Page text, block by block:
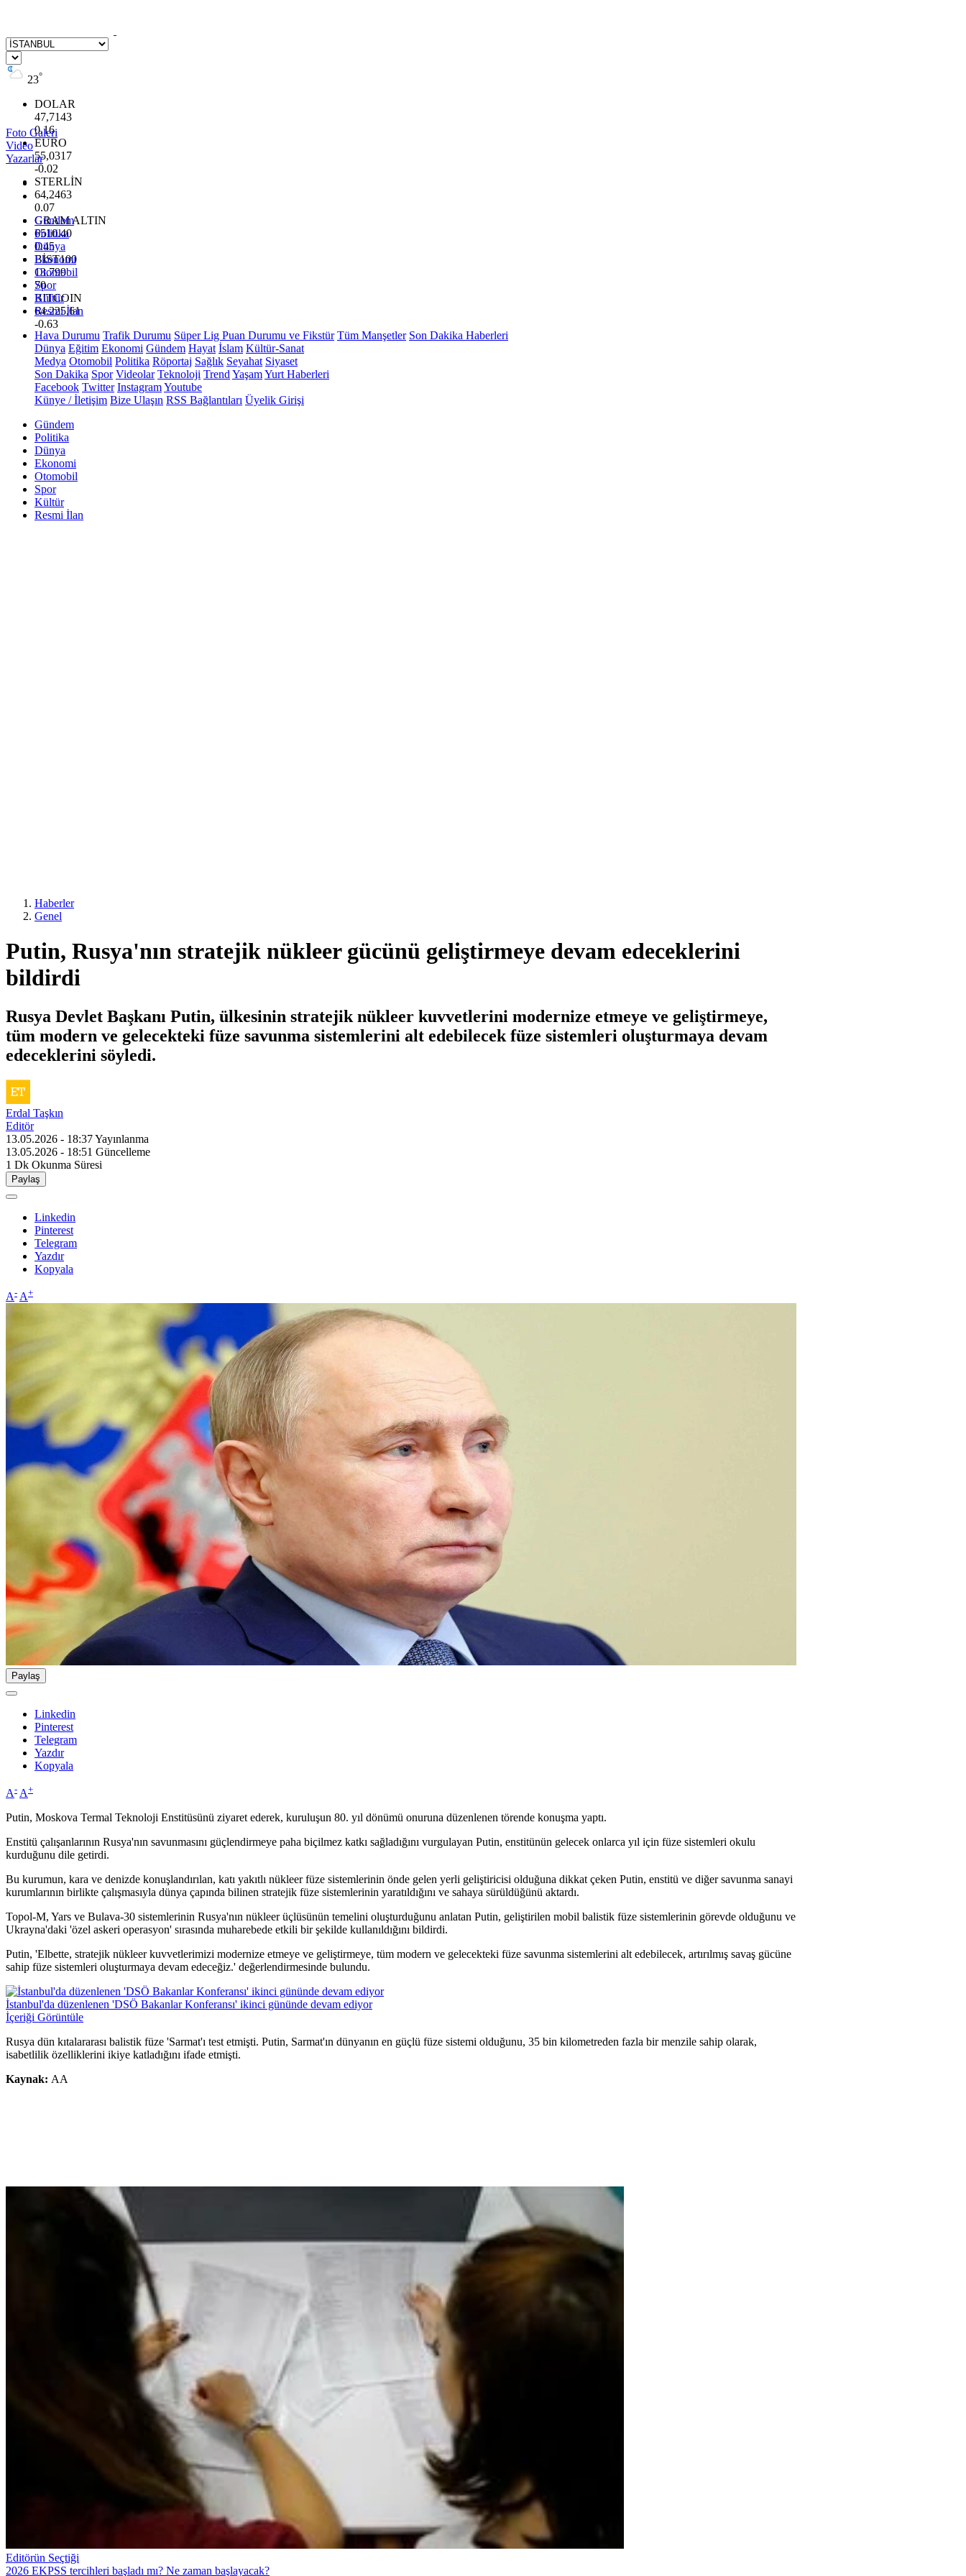
23°
DOLAR
47,7143
0.16
EURO
55,0317
-0.02
STERLİN
64,2463
0.07
GRAM ALTIN
6510.40
0.45
BİST100
13.799
70
BITCOIN
64.225,61
-0.63
Foto Galeri
Video
Yazarlar
Gündem
Politika
Dünya
Ekonomi
Otomobil
Spor
Kültür
Resmi İlan
Hava Durumu Trafik Durumu Süper Lig Puan Durumu ve Fikstür Tüm Manşetler Son Dakika Haberleri
Dünya Eğitim Ekonomi Gündem Hayat İslam Kültür-Sanat
Medya Otomobil Politika Röportaj Sağlık Seyahat Siyaset
Son Dakika Spor Videolar Teknoloji Trend YaşamYurt Haberleri
Facebook Twitter InstagramYoutube
Künye / İletişim Bize Ulaşın RSS Bağlantıları Üyelik Girişi
Gündem
Politika
Dünya
Ekonomi
Otomobil
Spor
Kültür
Resmi İlan
Haberler
Genel
Putin, Rusya'nın stratejik nükleer gücünü geliştirmeye devam edeceklerini
bildirdi
Rusya Devlet Başkanı Putin, ülkesinin stratejik nükleer kuvvetlerini modernize etmeye ve geliştirmeye,
tüm modern ve gelecekteki füze savunma sistemlerini alt edebilecek füze sistemleri oluşturmaya devam
edeceklerini söyledi.
Erdal Taşkın
Editör
13.05.2026 - 18:37Yayınlanma
13.05.2026 - 18:51 Güncelleme
1 Dk Okunma Süresi
Paylaş
Linkedin
Pinterest
Telegram
Yazdır
Kopyala
A- A+
Paylaş
Linkedin
Pinterest
Telegram
Yazdır
Kopyala
A- A+
Putin, Moskova Termal Teknoloji Enstitüsünü ziyaret ederek, kuruluşun 80. yıl dönümü onuruna düzenlenen törende konuşma yaptı.
Enstitü çalışanlarının Rusya'nın savunmasını güçlendirmeye paha biçilmez katkı sağladığını vurgulayan Putin, enstitünün gelecek onlarca yıl için füze sistemleri okulu
kurduğunu dile getirdi.
Bu kurumun, kara ve denizde konuşlandırılan, katı yakıtlı nükleer füze sistemlerinin önde gelen yerli geliştiricisi olduğuna dikkat çeken Putin, enstitü ve diğer savunma sanayi
kurumlarının birlikte çalışmasıyla dünya çapında bilinen stratejik füze sistemlerinin yaratıldığını ve sahaya sürüldüğünü aktardı.
Topol-M, Yars ve Bulava-30 sistemlerinin Rusya'nın nükleer üçlüsünün temelini oluşturduğunu anlatan Putin, geliştirilen mobil balistik füze sistemlerinin görevde olduğunu ve
Ukrayna'daki 'özel askeri operasyon' sırasında muharebede etkili bir şekilde kullanıldığını bildirdi.
Putin, 'Elbette, stratejik nükleer kuvvetlerimizi modernize etmeye ve geliştirmeye, tüm modern ve gelecekteki füze savunma sistemlerini alt edebilecek, artırılmış savaş gücüne
sahip füze sistemleri oluşturmaya devam edeceğiz.' değerlendirmesinde bulundu.
İstanbul'da düzenlenen 'DSÖ Bakanlar Konferansı' ikinci gününde devam ediyor
İçeriği Görüntüle
Rusya dün kıtalararası balistik füze 'Sarmat'ı test etmişti. Putin, Sarmat'ın dünyanın en güçlü füze sistemi olduğunu, 35 bin kilometreden fazla bir menzile sahip olarak,
isabetlilik özelliklerini ikiye katladığını ifade etmişti.
Kaynak: AA
Editörün Seçtiği
2026 EKPSS tercihleri başladı mı? Ne zaman başlayacak?